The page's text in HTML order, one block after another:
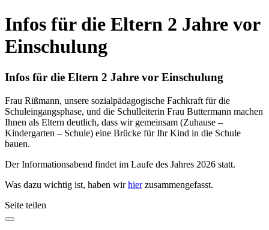
Infos für die Eltern 2 Jahre vor
Einschulung
Infos für die Eltern 2 Jahre vor Einschulung
Frau Rißmann, unsere sozialpädagogische Fachkraft für die
Schuleingangsphase, und die Schulleiterin Frau Buttermann machen
Ihnen als Eltern deutlich, dass wir gemeinsam (Zuhause –
Kindergarten – Schule) eine Brücke für Ihr Kind in die Schule
bauen.
Der Informationsabend findet im Laufe des Jahres 2026 statt.
Was dazu wichtig ist, haben wirhierzusammengefasst.
Seite teilen